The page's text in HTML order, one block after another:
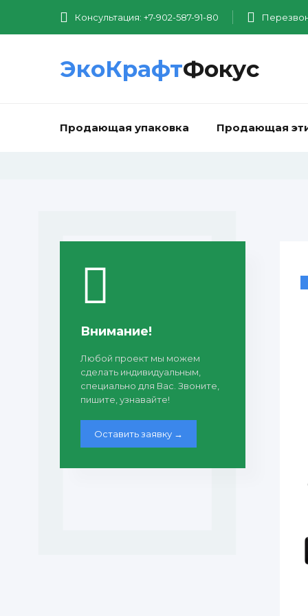
Консультация: +7-902-587-91-80
ЭкоКрафтФокус
Продающая упаковка Продающая
Внимание!
Любой проект мы можем
сделать индивидуальным,
специально для Вас. Звоните,
пишите, узнавайте!
Оставить заявку →